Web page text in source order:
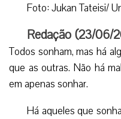
Foto: Jukan Tateisi/
Redação (23/06/
Todos sonham, mas há
que as outras. Não há
em apenas sonhar.
Há aqueles que